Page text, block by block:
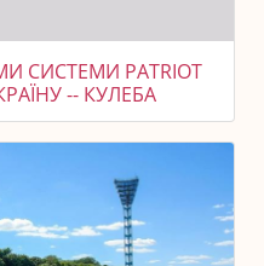
СИСТЕМИ PATRIOT
-- КУЛЕБА